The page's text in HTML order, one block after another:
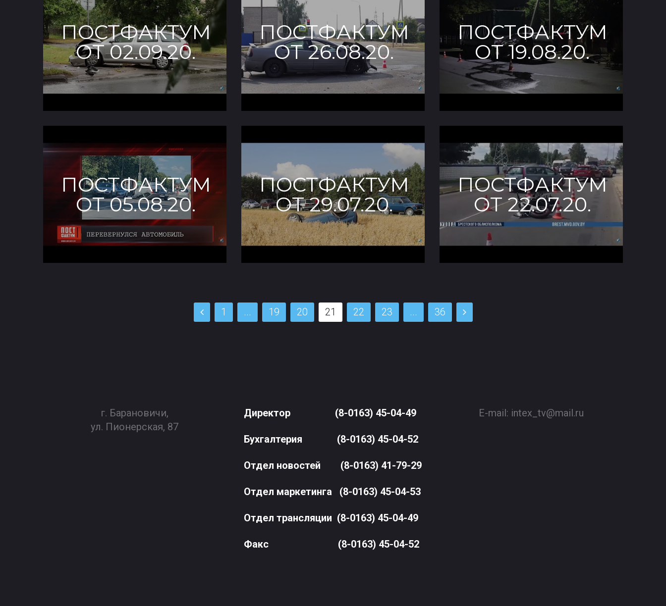
ПОСТФАКТУМ
ОТ 02.09.20.
ПОСТФАКТУМ
ОТ 26.08.20.
ПОСТФАКТУМ
ОТ 19.08.20.
ПОСТФАКТУМ
ОТ 05.08.20.
ПОСТФАКТУМ
ОТ 29.07.20.
ПОСТФАКТУМ
ОТ 22.07.20.
1 ... 19 20 21 22 23 ... 36
г. Барановичи,
ул. Пионерская, 87
Директор (8-0163) 45-04-49
Бухгалтерия (8-0163) 45-04-52
Отдел новостей (8-0163) 41-79-29
Отдел маркетинга (8-0163) 45-04-53
Отдел трансляции (8-0163) 45-04-49
Факс (8-0163) 45-04-52
E-mail: intex_tv@mail.ru